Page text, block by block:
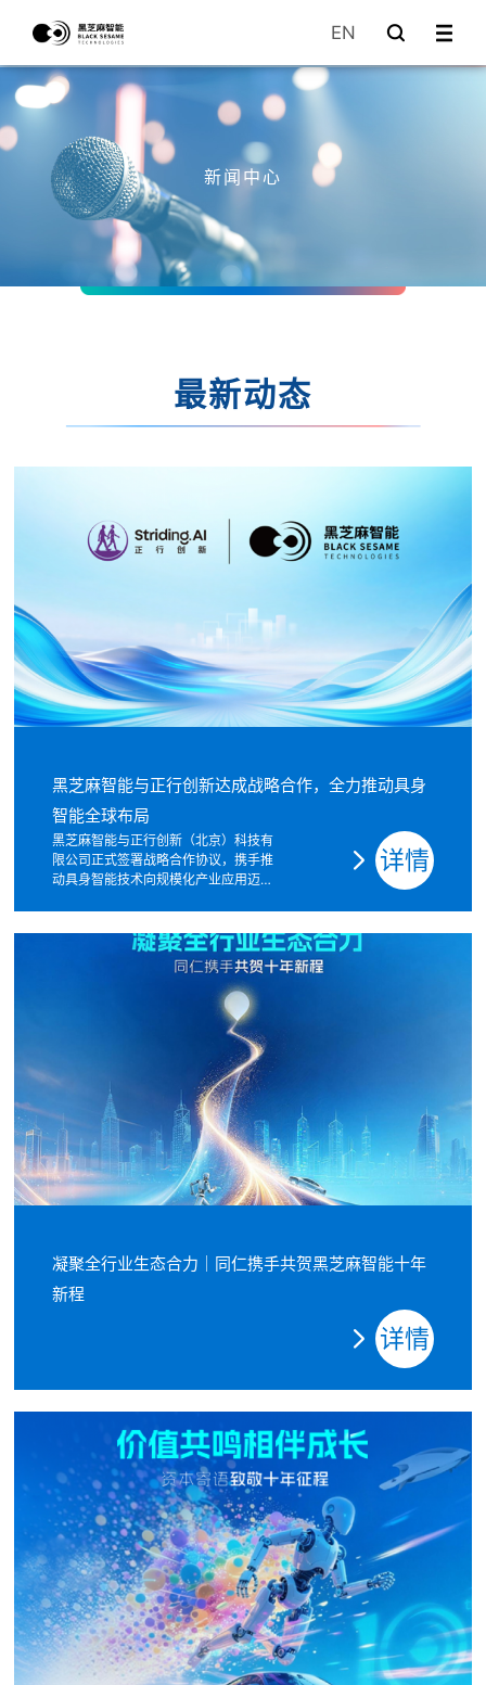
EN
新闻中心
最新动态
黑芝麻智能与正行创新达成战略合作，全力推动具身
智能全球布局
黑芝麻智能与正行创新（北京）科技有
限公司正式签署战略合作协议，携手推
动具身智能技术向规模化产业应用迈
称“正行创新”）正式签署战略合作协
议。双方将依托各自在端侧AI芯片与具
身智能领域的核心优势，在本土化具身
智能生态构建、算法适配与场景部署
详情
凝聚全行业生态合力｜同仁携手共贺黑芝麻智能十年
新程
详情